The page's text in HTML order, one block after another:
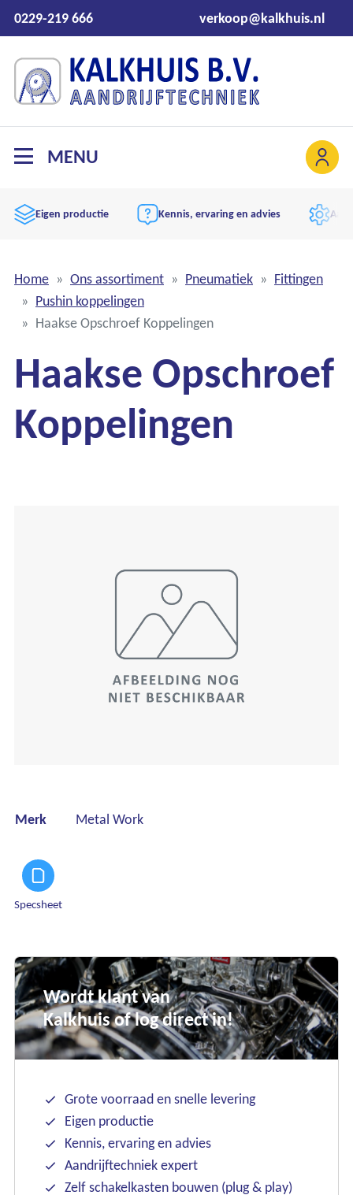
0229-219 666 verkoop@kalkhuis.nl
MENU
Eigen productie Kennis, ervaring en advies
Home Ons assortiment Pneumatiek
Fittingen
Pushin koppelingen
Haakse Opschroef Koppelingen
Haakse Opschroef
Koppelingen
Merk Metal Work
Specsheet
Wordt klant van
Kalkhuis of log direct in!
Grote voorraad en snelle levering
Eigen productie
Kennis, ervaring en advies
Aandrijftechniek expert
Zelf schakelkasten bouwen (plug & play)